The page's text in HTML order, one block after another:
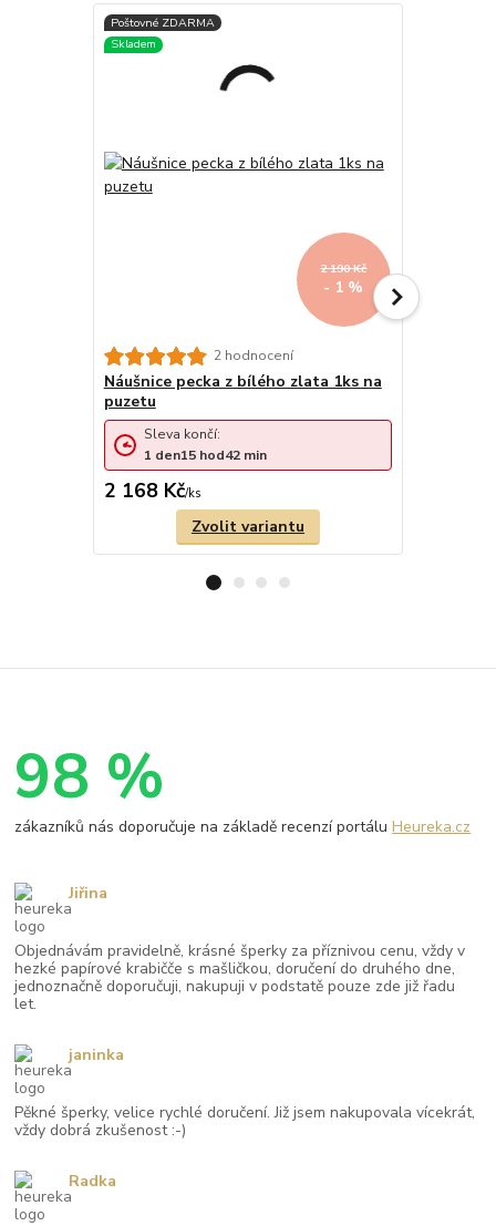
2 190 Kč
- 1 %
2 hodnocení
Náušnice pecka z bílého zlata 1ks na
puzetu
2 168 Kč/ks
Sleva končí:
1 den15 hod42 min
Zvolit variantu
98 %
zákazníků nás doporučuje na základě recenzí portáluHeureka.cz
Objednávám pravidelně, krásné šperky za příznivou cenu, vždy v
hezké papírové krabičče s mašličkou, doručení do druhého dne,
jednoznačně doporučuji, nakupuji v podstatě pouze zde již řadu
let.
Jiřina
Pěkné šperky, velice rychlé doručení. Již jsem nakupovala vícekrát,
vždy dobrá zkušenost :-)
janinka
Radka